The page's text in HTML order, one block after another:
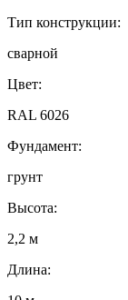
Тип конструкции:
сварной
Цвет:
RAL 6026
Фундамент:
грунт
Высота:
2,2 м
Длина: